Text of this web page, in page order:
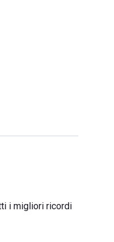
i migliori ricordi